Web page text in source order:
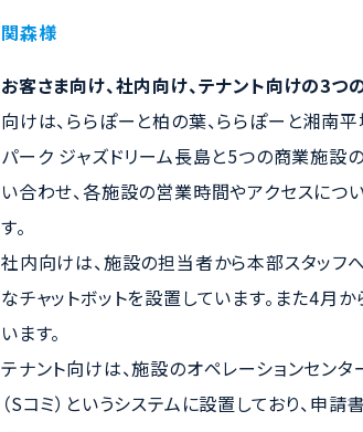
関森様
お客さま向け、社内向け、テナント向けの3
向けは、ららぽーと柏の葉、ららぽーと湘南
パーク ジャズドリーム長島と5つの商業施設
い合わせ、各施設の営業時間やアクセスに
す。
社内向けは、施設の担当者から本部スタッフ
なチャットボットを設置しています。また4月
います。
テナント向けは、施設のオペレーションセン
（Sコミ）というシステムに設置しており、申